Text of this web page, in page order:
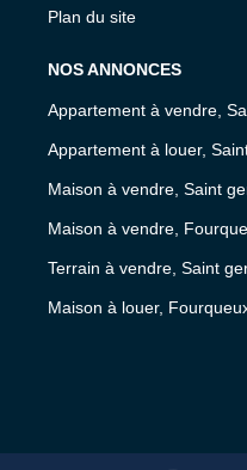
Plan du site
NOS ANNONCES
Appartement à vendre,
Appartement à louer,
Maison à vendre, Saint
Maison à vendre,
Terrain à vendre, Saint
Maison à louer,